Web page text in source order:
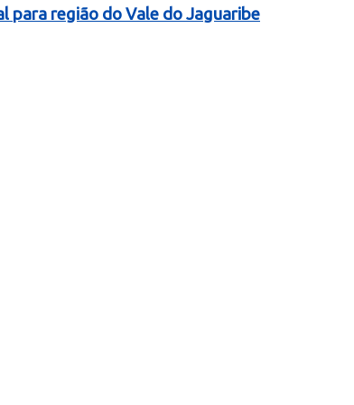
para região do Vale do Jaguaribe